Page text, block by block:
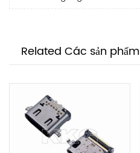
Related Các sản phẩm